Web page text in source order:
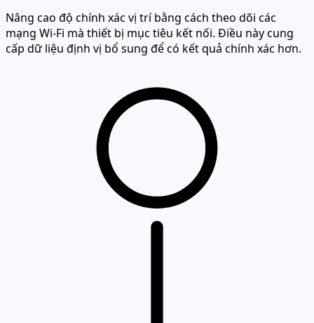
Nâng cao độ chính xác vị trí bằng cách theo dõi các
mạng Wi-Fi mà thiết bị mục tiêu kết nối. Điều này cung
cấp dữ liệu định vị bổ sung để có kết quả chính xác hơn.